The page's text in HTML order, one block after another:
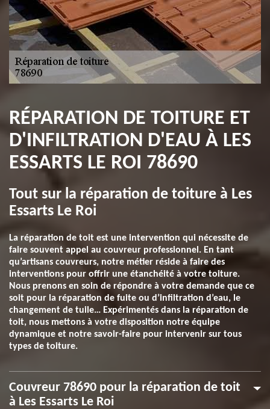
RÉPARATION DE TOITURE ET
D'INFILTRATION D'EAU À LES
ESSARTS LE ROI 78690
Tout sur la réparation de toiture à Les
Essarts Le Roi
La réparation de toit est une intervention qui nécessite de
faire souvent appel au couvreur professionnel. En tant
qu’artisans couvreurs, notre métier réside à faire des
interventions pour offrir une étanchéité à votre toiture.
Nous prenons en soin de répondre à votre demande que ce
soit pour la réparation de fuite ou d’infiltration d’eau, le
changement de tuile… Expérimentés dans la réparation de
toit, nous mettons à votre disposition notre équipe
dynamique et notre savoir-faire pour intervenir sur tous
types de toiture.
Couvreur 78690 pour la réparation de toit
à Les Essarts Le Roi